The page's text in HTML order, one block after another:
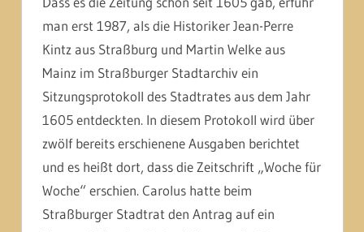
man erst 1987, als die Historiker Jean-Perre
Kintz aus Straßburg und Martin Welke aus
Mainz im Straßburger Stadtarchiv ein
Sitzungsprotokoll des Stadtrates aus dem Jahr
1605 entdeckten. In diesem Protokoll wird über
zwölf bereits erschienene Ausgaben berichtet
und es heißt dort, dass die Zeitschrift „Woche für
Woche“ erschien. Carolus hatte beim
Straßburger Stadtrat den Antrag auf ein